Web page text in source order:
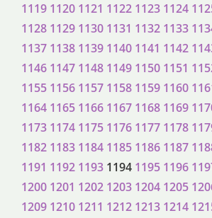
1119 1120 1121 1122 1123 1124
1128 1129 1130 1131 1132 1133
1137 1138 1139 1140 1141 1142
1146 1147 1148 1149 1150 1151
1155 1156 1157 1158 1159 1160
1164 1165 1166 1167 1168 1169
1173 1174 1175 1176 1177 1178
1182 1183 1184 1185 1186 1187
1191 1192 1193 1194 1195 1196
1200 1201 1202 1203 1204 1205
1209 1210 1211 1212 1213 1214